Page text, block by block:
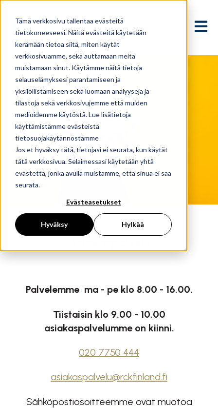
Tämä verkkosivu tallentaa evästeitä
tietokoneeseesi. Näitä evästeitä käytetään
kerämään tietoa siitä, miten käytät
verkkosivuamme, sekä auttamaan meitä
muistamaan sinut. Käytämme näitä tietoja
selauselämyksesi parantamiseen ja
yksilöllistämiseen sekä luomaan analyyseja ja
tilastoja sekä verkkosivujemme että muiden
medioidemme käytöstä. Lue lisätietoja
käyttämistämme evästeistä
tietosuojakäytännöstämme
Jos et hyväksy tätä, tietojasi ei seurata, kun käytät
tätä verkkosivua. Selaimessasi käytetään yhtä
evästettä, jonka avulla muistamme, että sinua ei saa
seurata.
Evästeasetukset
Hyväksy Hylkää
Avaa
Ota yhteyttä
Palvelemme ma - pe klo 8.00 - 16.00.
Tiistaisin klo 9.00 - 10.00
asiakaspalvelumme on kiinni.
020 7750 444
asiakaspalvelu@rckfinland.fi
Sähköpostiosoitteemme ovat muotoa